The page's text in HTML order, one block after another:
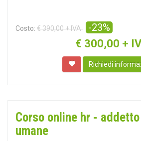
Costo: € 390,00 + IVA -23%
€ 300,00 +
Richiedi
Corso online hr -
umane